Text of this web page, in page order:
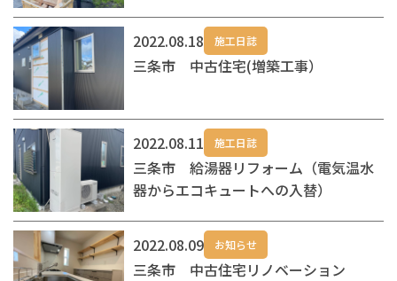
2022.08.18 施工日誌
三条市 中古住宅(増築工事）
2022.08.11 施工日誌
三条市 給湯器リフォーム（電気温水
器からエコキュートへの入替）
2022.08.09 お知らせ
三条市 中古住宅リノベーション